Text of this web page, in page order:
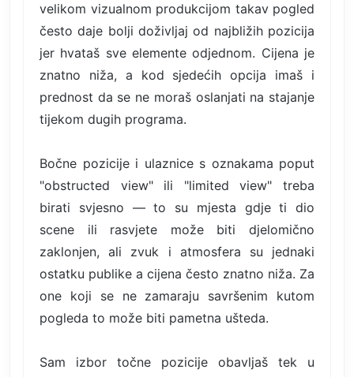
velikom vizualnom produkcijom takav pogled
često daje bolji doživljaj od najbližih pozicija
jer hvataš sve elemente odjednom. Cijena je
znatno niža, a kod sjedećih opcija imaš i
prednost da se ne moraš oslanjati na stajanje
tijekom dugih programa.
Bočne pozicije i ulaznice s oznakama poput
"obstructed view" ili "limited view" treba
birati svjesno — to su mjesta gdje ti dio
scene ili rasvjete može biti djelomično
zaklonjen, ali zvuk i atmosfera su jednaki
ostatku publike a cijena često znatno niža. Za
one koji se ne zamaraju savršenim kutom
pogleda to može biti pametna ušteda.
Sam izbor točne pozicije obavljaš tek u